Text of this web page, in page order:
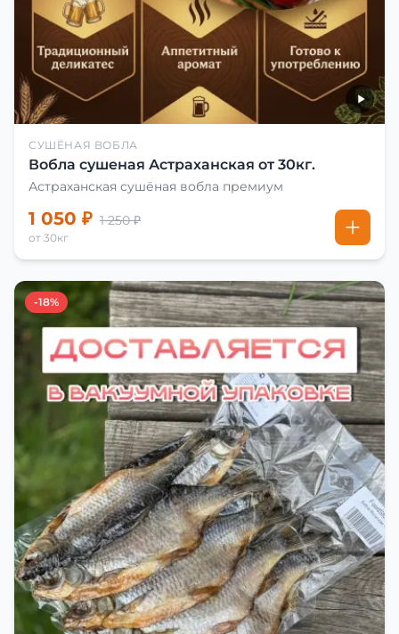
СУШЁНАЯ ВОБЛА
Вобла сушеная Астраханская от 30кг.
Астраханская сушёная вобла премиум
1 050 ₽ 1 250 ₽
от 30кг
-18%